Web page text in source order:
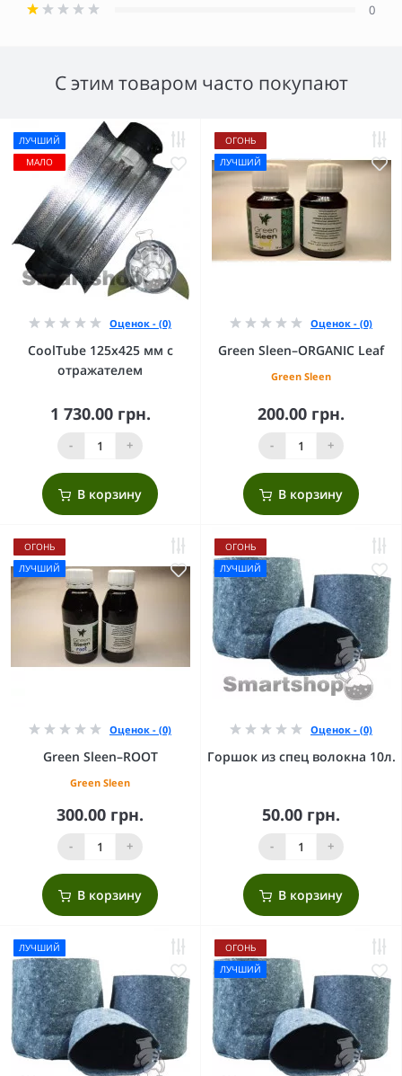
0
С этим товаром часто покупают
ЛУЧШИЙ
МАЛО
Оценок - (0)
CoolTube 125х425 мм с
отражателем
1 730.00 грн.
- +
В корзину
ОГОНЬ
ЛУЧШИЙ
Оценок - (0)
Green Sleen–ORGANIC Leaf
Green Sleen
200.00 грн.
- +
В корзину
ОГОНЬ
ЛУЧШИЙ
Оценок - (0)
Green Sleen–ROOT
Green Sleen
300.00 грн.
- +
В корзину
ОГОНЬ
ЛУЧШИЙ
Оценок - (0)
Горшок из спец волокна 10л.
50.00 грн.
- +
В корзину
ЛУЧШИЙ
ОГОНЬ
ЛУЧШИЙ